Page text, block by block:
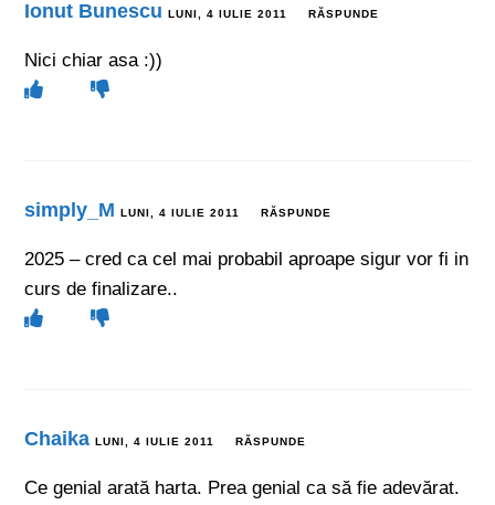
Ionut Bunescu LUNI, 4 IULIE 2011 RĂSPUNDE
Nici chiar asa :))
simply_M LUNI, 4 IULIE 2011 RĂSPUNDE
2025 – cred ca cel mai probabil aproape sigur vor fi in
curs de finalizare..
Chaika LUNI, 4 IULIE 2011 RĂSPUNDE
Ce genial arată harta. Prea genial ca să fie adevărat.